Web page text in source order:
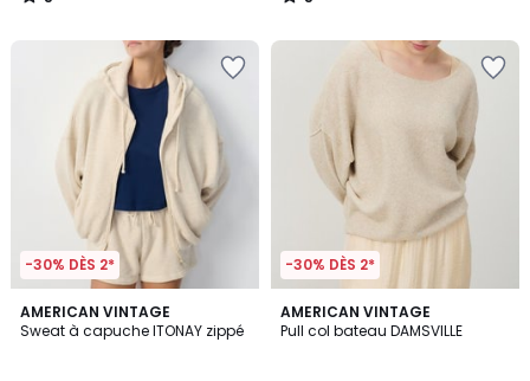
/
/
-30% DÈS 2*
AMERICAN VINTAGE
Sweat à capuche ITONAY zippé
-30% DÈS 2*
AMERICAN VINTAGE
Pull col bateau DAMSVILLE
5
/